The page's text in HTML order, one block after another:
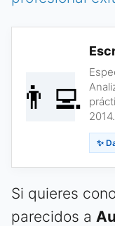
👨‍💻
2014.
✨
Si quieres
parecidos a